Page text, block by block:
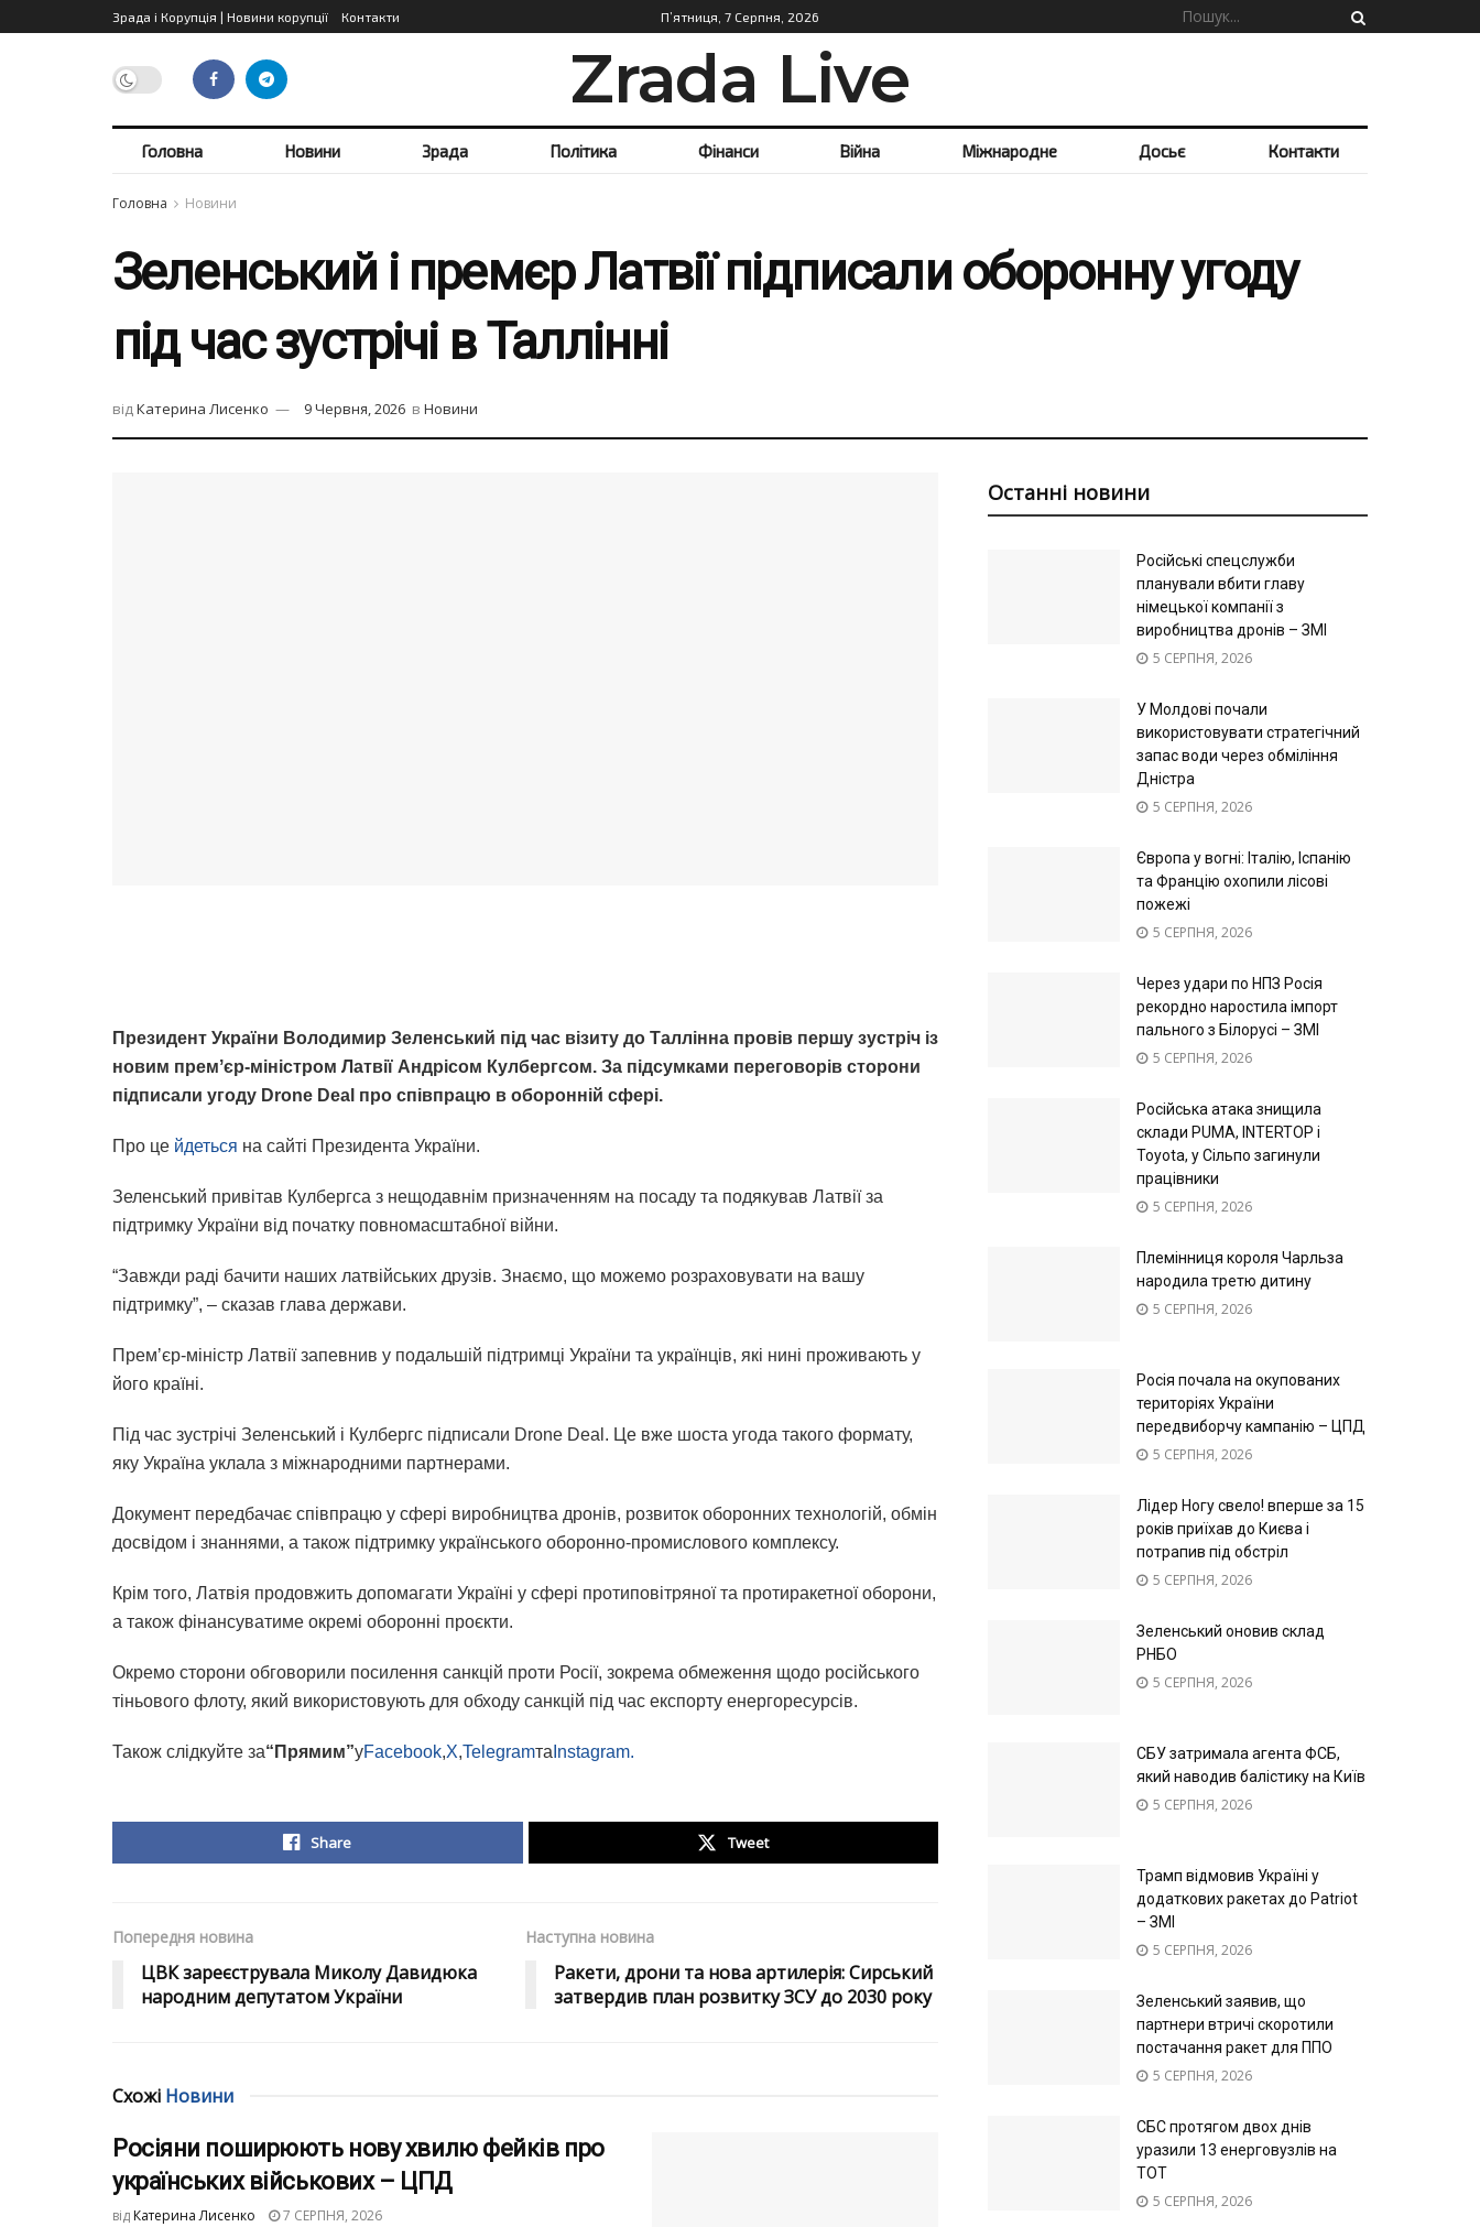
Зрада і Корупція | Новини корупції Контакти П’ятниця, 7 Серпня, 2026
Zrada Live
Головна Новини Зрада Політика Фінанси Війна Міжнародне Досьє Контакти
Головна Новини
Зеленський і премєр Латвії підписали оборонну угоду
під час зустрічі в Таллінні
відКатерина Лисенко 9 Червня, 2026 в Новини
Президент України Володимир Зеленський під час візиту до Таллінна провів першу зустріч із
новим премʼєр-міністром Латвії Андрісом Кулбергсом. За підсумками переговорів сторони
підписали угоду Drone Deal про співпрацю в оборонній сфері.
Про це йдеться на сайті Президента України.
Зеленський привітав Кулбергса з нещодавнім призначенням на посаду та подякував Латвії за
підтримку України від початку повномасштабної війни.
“Завжди раді бачити наших латвійських друзів. Знаємо, що можемо розраховувати на вашу
підтримку”, – сказав глава держави.
Премʼєр-міністр Латвії запевнив у подальшій підтримці України та українців, які нині проживають у
його країні.
Під час зустрічі Зеленський і Кулбергс підписали Drone Deal. Це вже шоста угода такого формату,
яку Україна уклала з міжнародними партнерами.
Документ передбачає співпрацю у сфері виробництва дронів, розвиток оборонних технологій, обмін
досвідом і знаннями, а також підтримку українського оборонно-промислового комплексу.
Крім того, Латвія продовжить допомагати Україні у сфері протиповітряної та протиракетної оборони,
а також фінансуватиме окремі оборонні проєкти.
Окремо сторони обговорили посилення санкцій проти Росії, зокрема обмеження щодо російського
тіньового флоту, який використовують для обходу санкцій під час експорту енергоресурсів.
Також слідкуйте за“Прямим”уFacebook,X,Telegramта Instagram.
Share Tweet
Попередня новина
ЦВК зареєструвала Миколу Давидюка
народним депутатом України
Наступна новина
Ракети, дрони та нова артилерія: Сирський
затвердив план розвитку ЗСУ до 2030 року
Схожі Новини
Росіяни поширюють нову хвилю фейків про
українських військових – ЦПД
від Катерина Лисенко 7 СЕРПНЯ, 2026
Останні новини
Російські спецслужби
планували вбити главу
німецької компанії з
виробництва дронів – ЗМІ
5 СЕРПНЯ, 2026
У Молдові почали
використовувати стратегічний
запас води через обміління
Дністра
5 СЕРПНЯ, 2026
Європа у вогні: Італію, Іспанію
та Францію охопили лісові
пожежі
5 СЕРПНЯ, 2026
Через удари по НПЗ Росія
рекордно наростила імпорт
пального з Білорусі – ЗМІ
5 СЕРПНЯ, 2026
Російська атака знищила
склади PUMA, INTERTOP і
Toyota, у Сільпо загинули
працівники
5 СЕРПНЯ, 2026
Племінниця короля Чарльза
народила третю дитину
5 СЕРПНЯ, 2026
Росія почала на окупованих
територіях України
передвиборчу кампанію – ЦПД
5 СЕРПНЯ, 2026
Лідер Ногу свело! вперше за 15
років приїхав до Києва і
потрапив під обстріл
5 СЕРПНЯ, 2026
Зеленський оновив склад
РНБО
5 СЕРПНЯ, 2026
СБУ затримала агента ФСБ,
який наводив балістику на Київ
5 СЕРПНЯ, 2026
Трамп відмовив Україні у
додаткових ракетах до Patriot
– ЗМІ
5 СЕРПНЯ, 2026
Зеленський заявив, що
партнери втричі скоротили
постачання ракет для ППО
5 СЕРПНЯ, 2026
СБС протягом двох днів
уразили 13 енерговузлів на
ТОТ
5 СЕРПНЯ, 2026